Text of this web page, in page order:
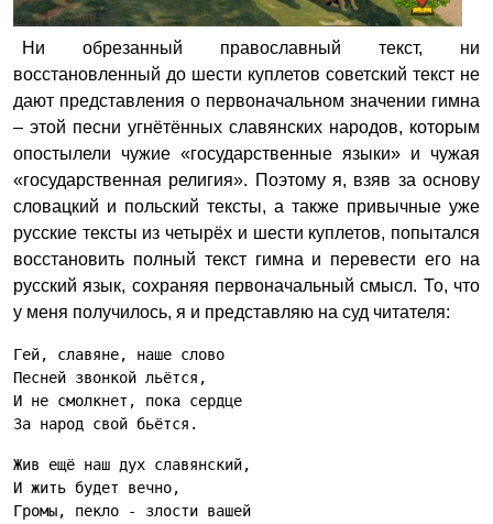
Ни обрезанный православный текст, ни
восстановленный до шести куплетов советский текст не
дают представления о первоначальном значении гимна
– этой песни угнётённых славянских народов, которым
опостылели чужие «государственные языки» и чужая
«государственная религия». Поэтому я, взяв за основу
словацкий и польский тексты, а также привычные уже
русские тексты из четырёх и шести куплетов, попытался
восстановить полный текст гимна и перевести его на
русский язык, сохраняя первоначальный смысл. То, что
у меня получилось, я и представляю на суд читателя:
Гей, славяне, наше слово
Песней звонкой льётся,
И не смолкнет, пока сердце
За народ свой бьётся.
Жив ещё наш дух славянский,
И жить будет вечно,
Громы, пекло - злости вашей